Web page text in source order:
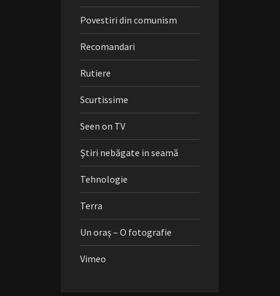
Povestiri din comunism
Recomandari
Rutiere
Scurtissime
Seen on TV
Ştiri nebăgate in seamă
Tehnologie
Terra
Un oraș – O fotografie
Vimeo